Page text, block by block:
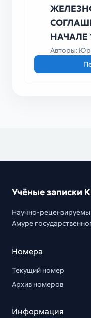
НАЧАЛЕ
Авторы:
Учёные записки
Научно-
Амуре
Номера
Текущий номер
Архив номеров
Информация